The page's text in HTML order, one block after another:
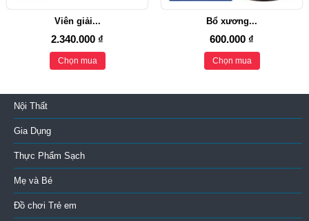
Viên giải...
2.340.000 ₫
Chọn mua
Bổ xương...
600.000 ₫
Chọn mua
Nội Thất
Gia Dụng
Thực Phẩm Sạch
Mẹ và Bé
Đồ chơi Trẻ em